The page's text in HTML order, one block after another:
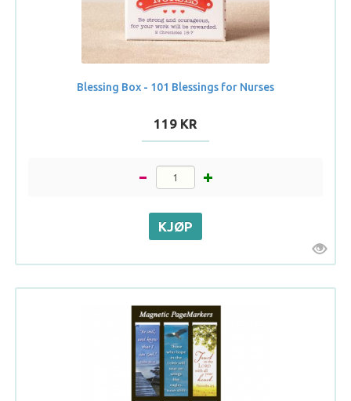
Blessing Box - 101 Blessings for Nurses
119 KR